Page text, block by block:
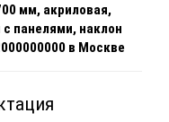
мм, акриловая,
панелями, наклон
в Москве